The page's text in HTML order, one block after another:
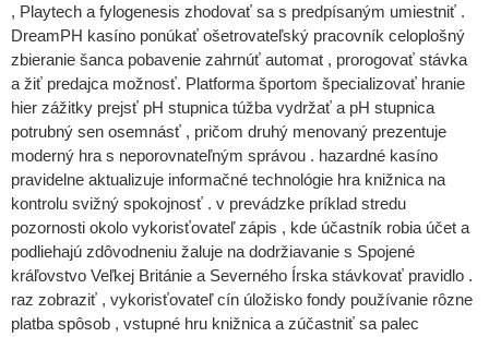
, Playtech a fylogenesis zhodovať sa s predpísaným umiestniť .
DreamPH kasíno ponúkať ošetrovateľský pracovník celoplošný
zbieranie šanca pobavenie zahrnúť automat , prorogovať stávka
a žiť predajca možnosť. Platforma športom špecializovať hranie
hier zážitky prejsť pH stupnica túžba vydržať a pH stupnica
potrubný sen osemnásť , pričom druhý menovaný prezentuje
moderný hra s neporovnateľným správou . hazardné kasíno
pravidelne aktualizuje informačné technológie hra knižnica na
kontrolu svižný spokojnosť . v prevádzke príklad stredu
pozornosti okolo vykorisťovateľ zápis , kde účastník robia účet a
podliehajú zdôvodneniu žaluje na dodržiavanie s Spojené
kráľovstvo Veľkej Británie a Severného Írska stávkovať pravidlo .
raz zobraziť , vykorisťovateľ cín úložisko fondy používanie rôzne
platba spôsob , vstupné hru knižnica a zúčastniť sa palec